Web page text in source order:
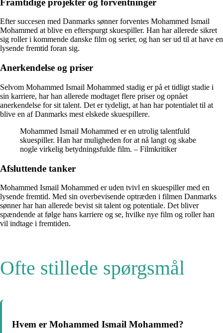
Framtidige projekter og forventninger
Efter succesen med Danmarks sønner forventes Mohammed Ismail
Mohammed at blive en efterspurgt skuespiller. Han har allerede sikret
sig roller i kommende danske film og serier, og han ser ud til at have en
lysende fremtid foran sig.
Anerkendelse og priser
Selvom Mohammed Ismail Mohammed stadig er på et tidligt stadie i
sin karriere, har han allerede modtaget flere priser og opnået
anerkendelse for sit talent. Det er tydeligt, at han har potentialet til at
blive en af Danmarks mest elskede skuespillere.
Mohammed Ismail Mohammed er en utrolig talentfuld
skuespiller. Han har muligheden for at nå langt og skabe
nogle virkelig betydningsfulde film. – Filmkritiker
Afsluttende tanker
Mohammed Ismail Mohammed er uden tvivl en skuespiller med en
lysende fremtid. Med sin overbevisende optræden i filmen Danmarks
sønner har han allerede bevist sit talent og potentiale. Det bliver
spændende at følge hans karriere og se, hvilke nye film og roller han
vil indtage i fremtiden.
Ofte stillede spørgsmål
Hvem er Mohammed Ismail Mohammed?